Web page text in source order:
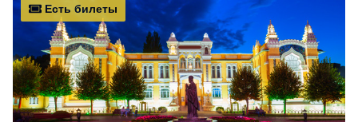
Есть билеты